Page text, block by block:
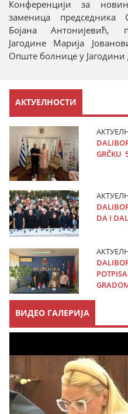
Конференцији за
заменица председника
Бојана Антонијевић,
Јагодине Марија
Опште болнице у
АКТУЕЛНОСТИ
GRČKU
DA I
ВИДЕО ГАЛЕРИЈА